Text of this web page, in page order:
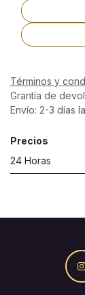
Términos y
Grantía de
Envío: 2-3 días
Precios
24 Horas